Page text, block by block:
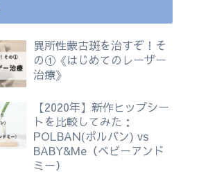
異所性蒙古斑を治すぞ！そ
の①《はじめてのレーザー
治療》
【2020年】新作ヒップシー
トを比較してみた：
POLBAN(ポルバン) vs
BABY&Me（ベビーアンド
ミー）